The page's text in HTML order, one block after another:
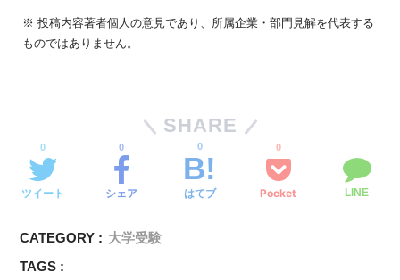
※ 投稿内容著者個人の意見であり、所属企業・部門見解を代表する
ものではありません。
SHARE
ツイート
0
シェア
0
はてブ
0
Pocket
0
LINE
CATEGORY : 大学受験
TAGS :